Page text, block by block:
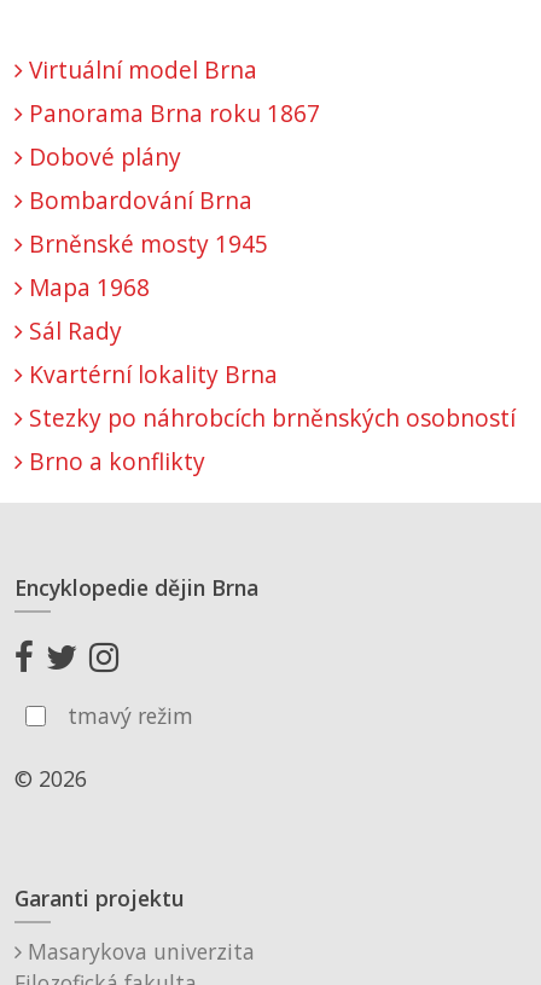
Virtuální model Brna
Panorama Brna roku 1867
Dobové plány
Bombardování Brna
Brněnské mosty 1945
Mapa 1968
Sál Rady
Kvartérní lokality Brna
Stezky po náhrobcích brněnských osobností
Brno a konflikty
Encyklopedie dějin Brna
tmavý režim
© 2026
Garanti projektu
Masarykova univerzita